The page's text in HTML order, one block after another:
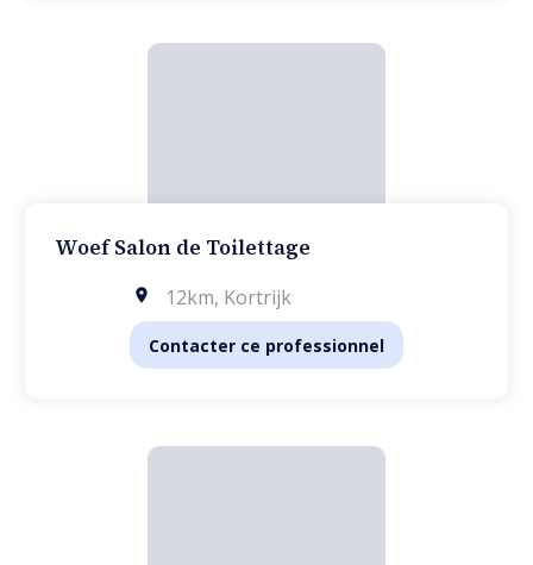
Woef Salon de Toilettage
12km, Kortrijk
Contacter ce professionnel